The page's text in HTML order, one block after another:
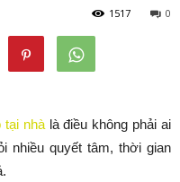
0
1517
tại nhàlà điều không phải ai
nhiều quyết tâm, thời gian